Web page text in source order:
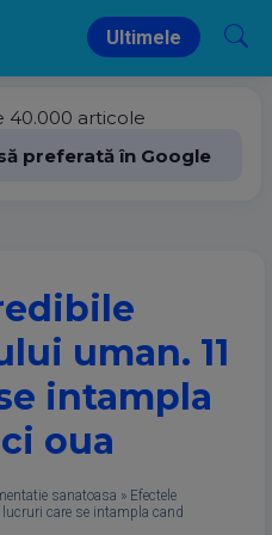
Ultimele
40.000 articole
preferată în Google
uman. 11
intampla
oua
sanatoasa » Efectele
care se intampla cand